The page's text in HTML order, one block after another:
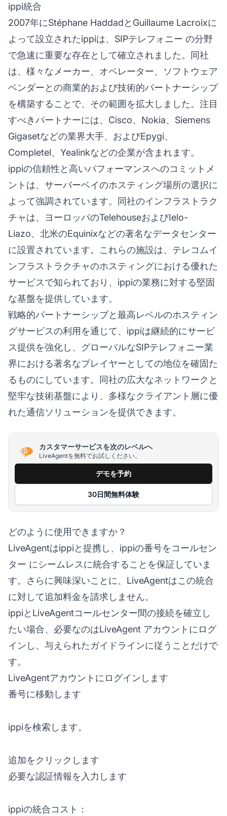
ippi統合
2007年にStéphane HaddadとGuillaume Lacroixに
よって設立されたippiは、SIPテレフォニー の分野
で急速に重要な存在として確立されました。同社
は、様々なメーカー、オペレーター、ソフトウェア
ベンダーとの商業的および技術的パートナーシップ
を構築することで、その範囲を拡大しました。注目
すべきパートナーには、Cisco、Nokia、Siemens
Gigasetなどの業界大手、およびEpygi、
Completel、Yealinkなどの企業が含まれます。
ippiの信頼性と高いパフォーマンスへのコミットメ
ントは、サーバーベイのホスティング場所の選択に
よって強調されています。同社のインフラストラク
チャは、ヨーロッパのTelehouseおよびIelo-
Liazo、北米のEquinixなどの著名なデータセンター
に設置されています。これらの施設は、テレコムイ
ンフラストラクチャのホスティングにおける優れた
サービスで知られており、ippiの業務に対する堅固
な基盤を提供しています。
戦略的パートナーシップと最高レベルのホスティン
グサービスの利用を通じて、ippiは継続的にサービ
ス提供を強化し、グローバルなSIPテレフォニー業
界における著名なプレイヤーとしての地位を確固た
るものにしています。同社の広大なネットワークと
堅牢な技術基盤により、多様なクライアント層に優
れた通信ソリューションを提供できます。
カスタマーサービスを次のレベルへ
LiveAgentを無料でお試しください。
デモを予約
30日間無料体験
どのように使用できますか？
LiveAgentはippiと提携し、ippiの番号をコールセン
ター にシームレスに統合することを保証していま
す。さらに興味深いことに、LiveAgentはこの統合
に対して追加料金を請求しません。
ippiとLiveAgentコールセンター間の接続を確立し
たい場合、必要なのはLiveAgent アカウントにログ
インし、与えられたガイドラインに従うことだけで
す。
LiveAgentアカウントにログインします
番号に移動します
ippiを検索します。
追加をクリックします
必要な認証情報を入力します
ippiの統合コスト：